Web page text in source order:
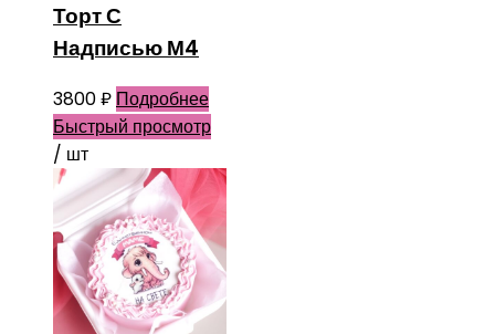
Торт С
Надписью М4
3800₽ Подробнее
Быстрый просмотр
/ шт